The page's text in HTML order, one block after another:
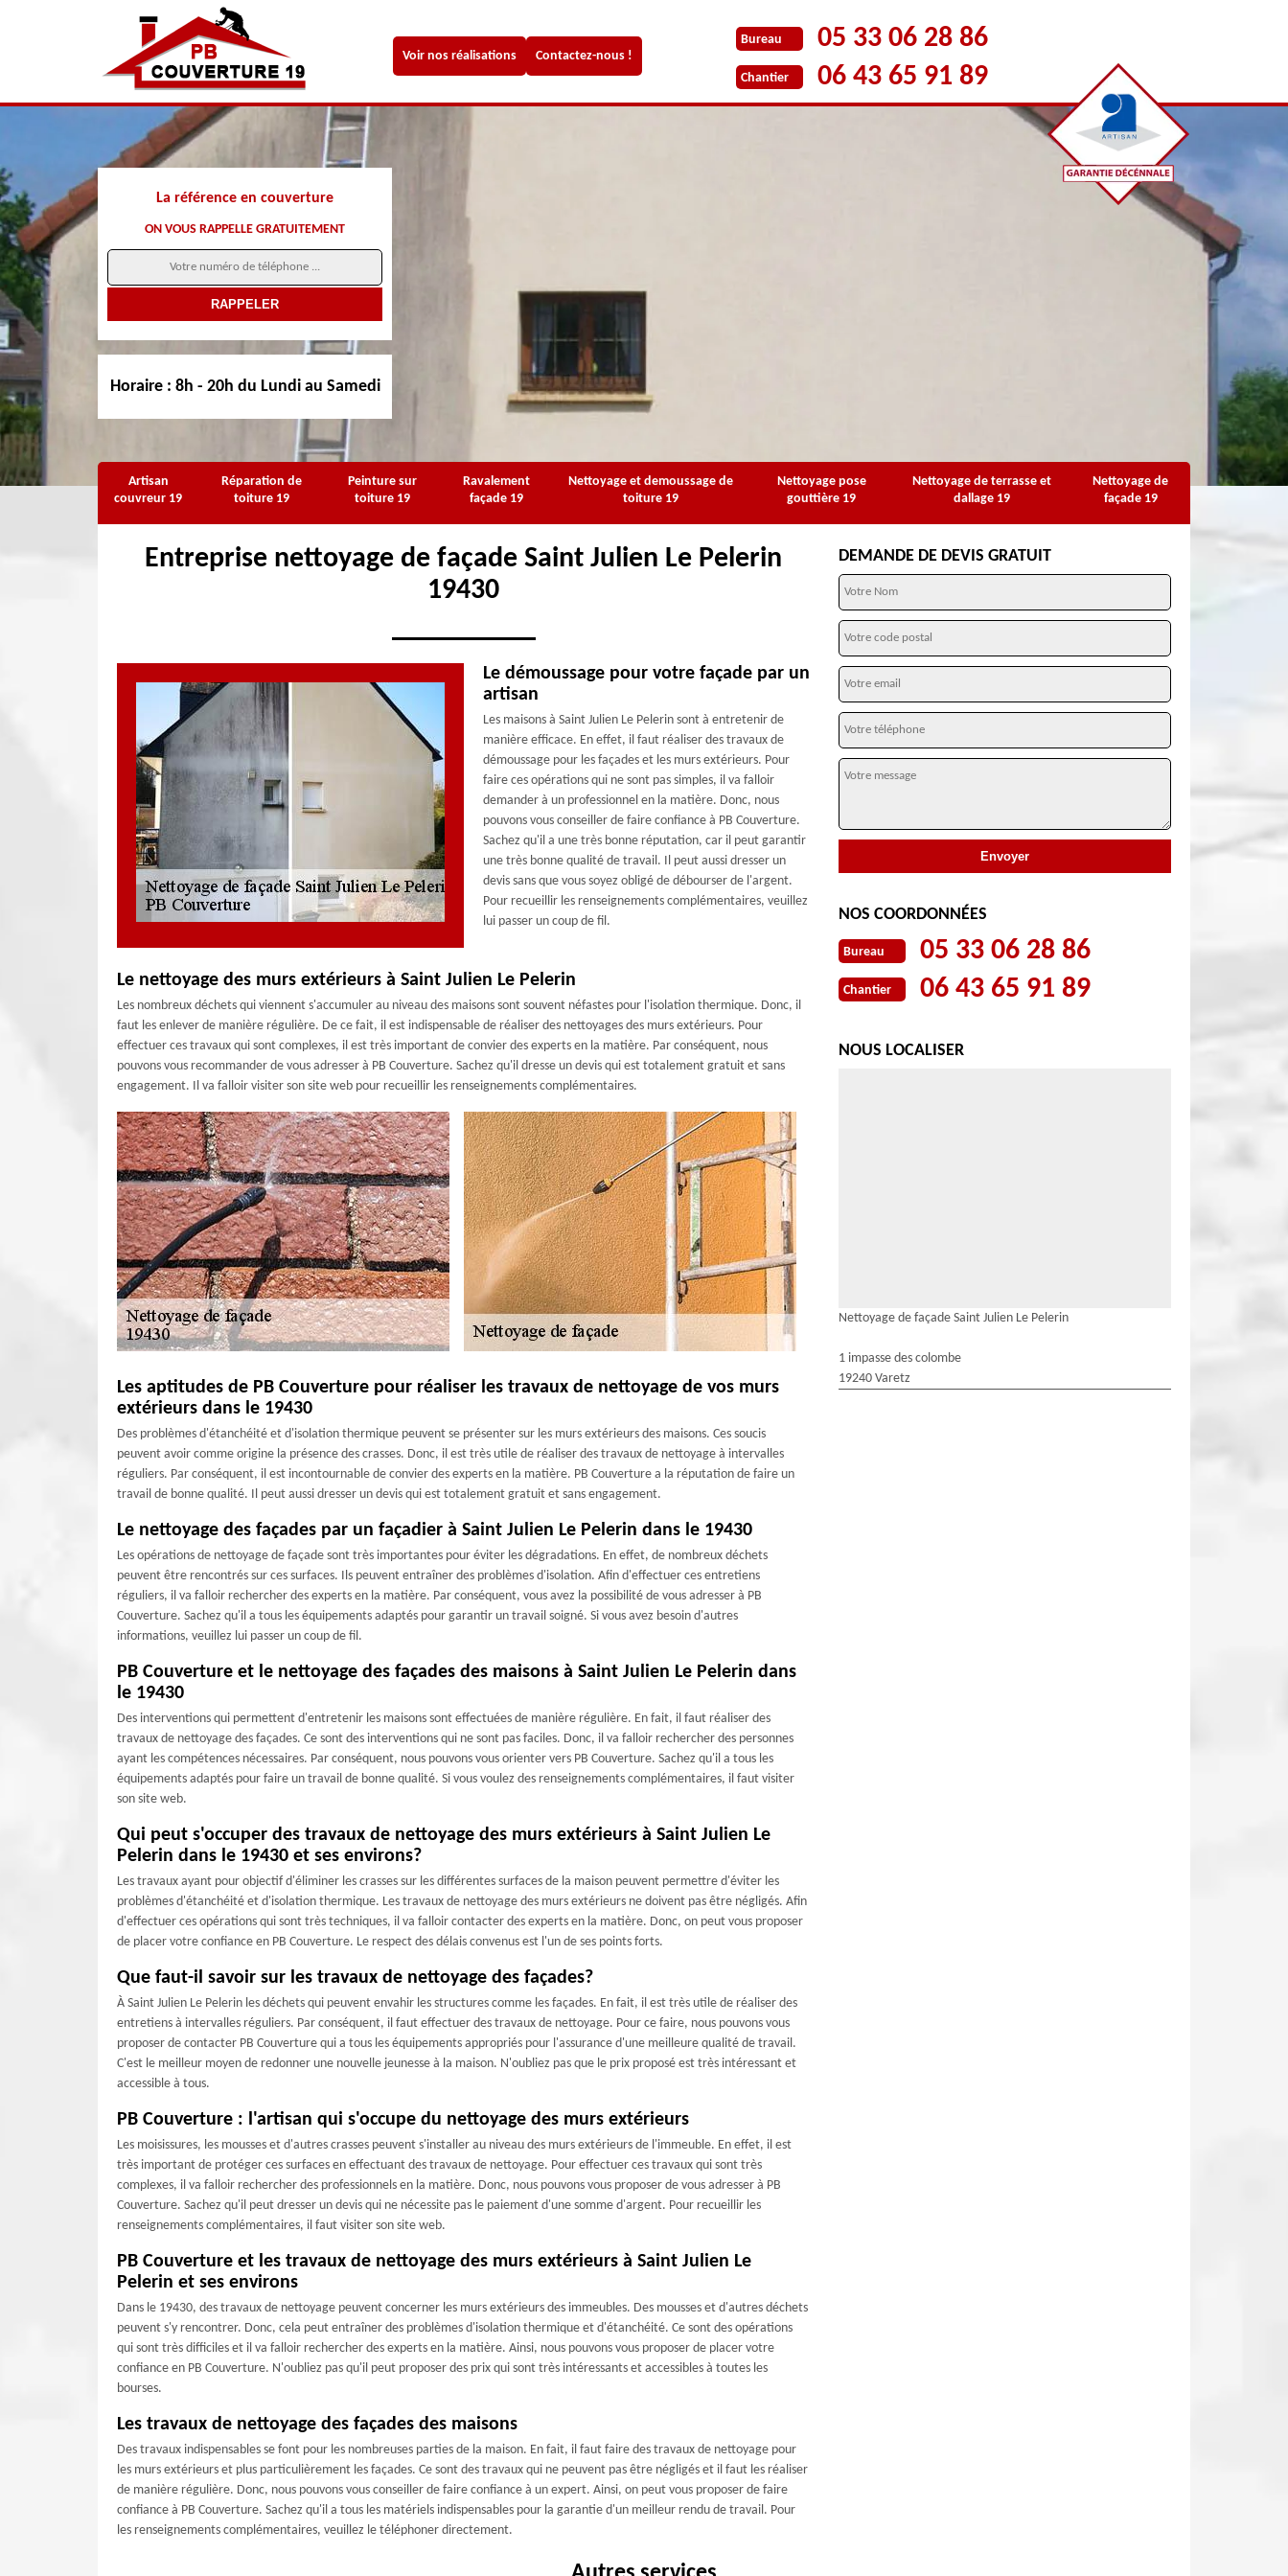
Voir nos réalisations Contactez-nous !
Bureau 05 33 06 28 86
Chantier 06 43 65 91 89
La référence en couverture
ON VOUS RAPPELLE GRATUITEMENT
Horaire : 8h - 20h du Lundi au Samedi
Artisan
couvreur 19
Réparation de
toiture 19
Peinture sur
toiture 19
Ravalement
façade 19
Nettoyage et demoussage de
toiture 19
Nettoyage pose
gouttière 19
Nettoyage de terrasse et
dallage 19
Nettoyage de
façade 19
Entreprise nettoyage de façade Saint Julien Le Pelerin
19430
Le démoussage pour votre façade par un
artisan
Les maisons à Saint Julien Le Pelerin sont à entretenir de
manière efficace. En effet, il faut réaliser des travaux de
démoussage pour les façades et les murs extérieurs. Pour
faire ces opérations qui ne sont pas simples, il va falloir
demander à un professionnel en la matière. Donc, nous
pouvons vous conseiller de faire confiance à PB Couverture.
Sachez qu'il a une très bonne réputation, car il peut garantir
une très bonne qualité de travail. Il peut aussi dresser un
devis sans que vous soyez obligé de débourser de l'argent.
Pour recueillir les renseignements complémentaires, veuillez
lui passer un coup de fil.
Le nettoyage des murs extérieurs à Saint Julien Le Pelerin
Les nombreux déchets qui viennent s'accumuler au niveau des maisons sont souvent néfastes pour l'isolation thermique. Donc, il
faut les enlever de manière régulière. De ce fait, il est indispensable de réaliser des nettoyages des murs extérieurs. Pour
effectuer ces travaux qui sont complexes, il est très important de convier des experts en la matière. Par conséquent, nous
pouvons vous recommander de vous adresser à PB Couverture. Sachez qu'il dresse un devis qui est totalement gratuit et sans
engagement. Il va falloir visiter son site web pour recueillir les renseignements complémentaires.
Les aptitudes de PB Couverture pour réaliser les travaux de nettoyage de vos murs
extérieurs dans le 19430
Des problèmes d'étanchéité et d'isolation thermique peuvent se présenter sur les murs extérieurs des maisons. Ces soucis
peuvent avoir comme origine la présence des crasses. Donc, il est très utile de réaliser des travaux de nettoyage à intervalles
réguliers. Par conséquent, il est incontournable de convier des experts en la matière. PB Couverture a la réputation de faire un
travail de bonne qualité. Il peut aussi dresser un devis qui est totalement gratuit et sans engagement.
Le nettoyage des façades par un façadier à Saint Julien Le Pelerin dans le 19430
Les opérations de nettoyage de façade sont très importantes pour éviter les dégradations. En effet, de nombreux déchets
peuvent être rencontrés sur ces surfaces. Ils peuvent entraîner des problèmes d'isolation. Afin d'effectuer ces entretiens
réguliers, il va falloir rechercher des experts en la matière. Par conséquent, vous avez la possibilité de vous adresser à PB
Couverture. Sachez qu'il a tous les équipements adaptés pour garantir un travail soigné. Si vous avez besoin d'autres
informations, veuillez lui passer un coup de fil.
PB Couverture et le nettoyage des façades des maisons à Saint Julien Le Pelerin dans
le 19430
Des interventions qui permettent d'entretenir les maisons sont effectuées de manière régulière. En fait, il faut réaliser des
travaux de nettoyage des façades. Ce sont des interventions qui ne sont pas faciles. Donc, il va falloir rechercher des personnes
ayant les compétences nécessaires. Par conséquent, nous pouvons vous orienter vers PB Couverture. Sachez qu'il a tous les
équipements adaptés pour faire un travail de bonne qualité. Si vous voulez des renseignements complémentaires, il faut visiter
son site web.
Qui peut s'occuper des travaux de nettoyage des murs extérieurs à Saint Julien Le
Pelerin dans le 19430 et ses environs?
Les travaux ayant pour objectif d'éliminer les crasses sur les différentes surfaces de la maison peuvent permettre d'éviter les
problèmes d'étanchéité et d'isolation thermique. Les travaux de nettoyage des murs extérieurs ne doivent pas être négligés. Afin
d'effectuer ces opérations qui sont très techniques, il va falloir contacter des experts en la matière. Donc, on peut vous proposer
de placer votre confiance en PB Couverture. Le respect des délais convenus est l'un de ses points forts.
Que faut-il savoir sur les travaux de nettoyage des façades?
À Saint Julien Le Pelerin les déchets qui peuvent envahir les structures comme les façades. En fait, il est très utile de réaliser des
entretiens à intervalles réguliers. Par conséquent, il faut effectuer des travaux de nettoyage. Pour ce faire, nous pouvons vous
proposer de contacter PB Couverture qui a tous les équipements appropriés pour l'assurance d'une meilleure qualité de travail.
C'est le meilleur moyen de redonner une nouvelle jeunesse à la maison. N'oubliez pas que le prix proposé est très intéressant et
accessible à tous.
PB Couverture : l'artisan qui s'occupe du nettoyage des murs extérieurs
Les moisissures, les mousses et d'autres crasses peuvent s'installer au niveau des murs extérieurs de l'immeuble. En effet, il est
très important de protéger ces surfaces en effectuant des travaux de nettoyage. Pour effectuer ces travaux qui sont très
complexes, il va falloir rechercher des professionnels en la matière. Donc, nous pouvons vous proposer de vous adresser à PB
Couverture. Sachez qu'il peut dresser un devis qui ne nécessite pas le paiement d'une somme d'argent. Pour recueillir les
renseignements complémentaires, il faut visiter son site web.
PB Couverture et les travaux de nettoyage des murs extérieurs à Saint Julien Le
Pelerin et ses environs
Dans le 19430, des travaux de nettoyage peuvent concerner les murs extérieurs des immeubles. Des mousses et d'autres déchets
peuvent s'y rencontrer. Donc, cela peut entraîner des problèmes d'isolation thermique et d'étanchéité. Ce sont des opérations
qui sont très difficiles et il va falloir rechercher des experts en la matière. Ainsi, nous pouvons vous proposer de placer votre
confiance en PB Couverture. N'oubliez pas qu'il peut proposer des prix qui sont très intéressants et accessibles à toutes les
bourses.
Les travaux de nettoyage des façades des maisons
Des travaux indispensables se font pour les nombreuses parties de la maison. En fait, il faut faire des travaux de nettoyage pour
les murs extérieurs et plus particulièrement les façades. Ce sont des travaux qui ne peuvent pas être négligés et il faut les réaliser
de manière régulière. Donc, nous pouvons vous conseiller de faire confiance à un expert. Ainsi, on peut vous proposer de faire
confiance à PB Couverture. Sachez qu'il a tous les matériels indispensables pour la garantie d'un meilleur rendu de travail. Pour
les renseignements complémentaires, veuillez le téléphoner directement.
DEMANDE DE DEVIS GRATUIT
NOS COORDONNÉES
Bureau 05 33 06 28 86
Chantier 06 43 65 91 89
NOUS LOCALISER
Nettoyage de façade Saint Julien Le Pelerin
1 impasse des colombe
19240 Varetz